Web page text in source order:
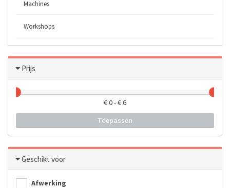
Machines
Workshops
Prijs
€0- €6
Toepassen
Geschikt voor
Afwerking